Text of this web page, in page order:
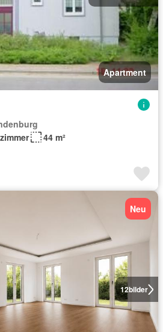
Apartment
44 m²
12bilder
Neu